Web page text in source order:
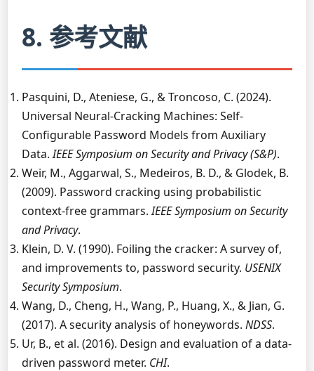
8. 参考文献
Pasquini, D., Ateniese, G., & Troncoso, C. (2024).
Universal Neural-Cracking Machines: Self-
Configurable Password Models from Auxiliary
Data.IEEE Symposium on Security and Privacy (S&P).
Weir, M., Aggarwal, S., Medeiros, B. D., & Glodek, B.
(2009). Password cracking using probabilistic
context-free grammars.IEEE Symposium on Security
and Privacy.
Klein, D. V. (1990). Foiling the cracker: A survey of,
and improvements to, password security. USENIX
Security Symposium.
Wang, D., Cheng, H., Wang, P., Huang, X., & Jian, G.
(2017). A security analysis of honeywords. NDSS.
Ur, B., et al. (2016). Design and evaluation of a data-
driven password meter. CHI.